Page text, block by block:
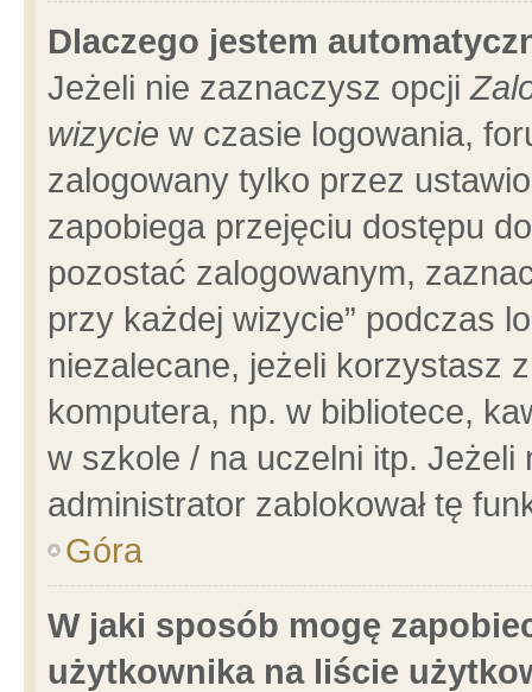
Dlaczego jestem
Jeżeli nie zaznaczysz opcji
wizycie w czasie logowania,
zalogowany tylko przez
zapobiega przejęciu dostępu
pozostać zalogowanym,
przy każdej wizycie” podczas
niezalecane, jeżeli korzystasz
komputera, np. w bibliotece,
w szkole / na uczelni itp.
administrator zablokował tę
Góra
W jaki sposób mogę
użytkownika na liście